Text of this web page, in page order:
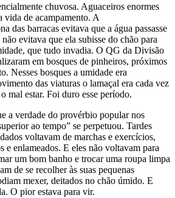
chuvosa. Aguaceiros enormes
vida de acampamento. A
das barracas evitava que a água passasse
evitava que ela subisse do chão para
que tudo invadia. O QG da Divisão
em bosques de pinheiros, próximos
Nesses bosques a umidade era
das viaturas o lamaçal era cada vez
mal estar. Foi duro esse período.
a verdade do provérbio popular nos
ao tempo” se perpetuou. Tardes
voltavam de marchas e exercícios,
e enlameados. E eles não voltavam para
um bom banho e trocar uma roupa limpa
de se recolher às suas pequenas
mexer, deitados no chão úmido. E
O pior estava para vir.